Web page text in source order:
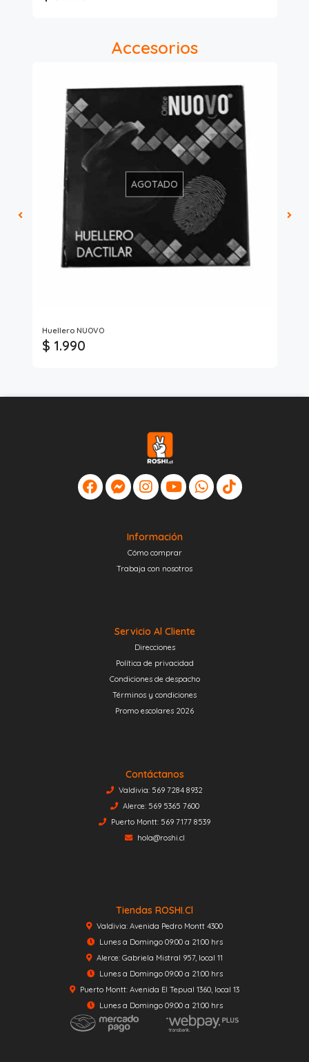
Accesorios
AGOTADO
Huellero NUOVO
$ 1.990
Información
Cómo comprar
Trabaja con nosotros
Servicio Al Cliente
Direcciones
Política de privacidad
Condiciones de despacho
Términos y condiciones
Promo escolares 2026
Contáctanos
Valdivia: 569 7284 8932
Alerce: 569 5365 7600
Puerto Montt: 569 7177 8539
hola@roshi.cl
Tiendas ROSHI.cl
Valdivia: Avenida Pedro Montt 4300
Lunes a Domingo 09:00 a 21:00 hrs
Alerce: Gabriela Mistral 957, local 11
Lunes a Domingo 09:00 a 21:00 hrs
Puerto Montt: Avenida El Tepual 1360, local 13
Lunes a Domingo 09:00 a 21:00 hrs